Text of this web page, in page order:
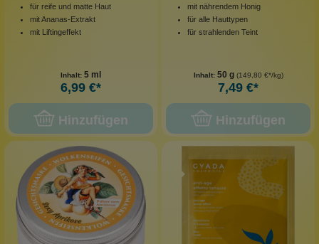
für reife und matte Haut
mit Ananas-Extrakt
mit Liftingeffekt
Inhalt: 5 ml
6,99 €*
Hinzufügen
mit nährendem Honig
für alle Hauttypen
für strahlenden Teint
Inhalt: 50 g (149,80 €*/kg)
7,49 €*
Hinzufügen